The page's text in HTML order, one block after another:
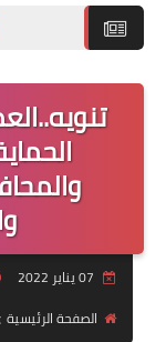
رابط نتائج
الصفحة الرئيسية